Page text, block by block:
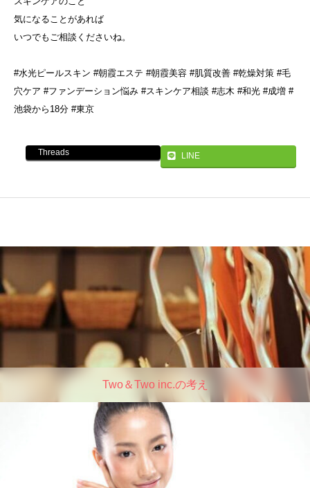
気になることがあれば
いつでもご相談くださいね。
#水光ピールスキン #朝霞エステ #朝霞美容 #肌質改善 #乾燥対策 #毛
穴ケア #ファンデーション悩み #スキンケア相談 #志木 #和光 #成増 #
池袋から18分 #東京
Threads LINE
Two＆Two inc.の考え